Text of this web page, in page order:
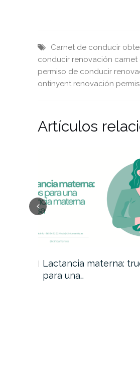
Carnet de conducir
conducir renovación carnet
permiso de conducir
ontinyent renovación
Artículos
Lactancia materna:
para una…